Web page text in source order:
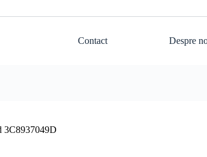
Contact Despre
3C8937049D